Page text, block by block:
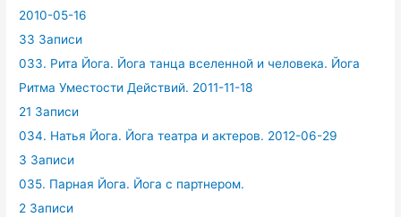
2010-05-16
33 Записи
033. Рита Йога. Йога танца вселенной и человека. Йога
Ритма Уместости Действий. 2011-11-18
21 Записи
034. Натья Йога. Йога театра и актеров. 2012-06-29
3 Записи
035. Парная Йога. Йога с партнером.
2 Записи